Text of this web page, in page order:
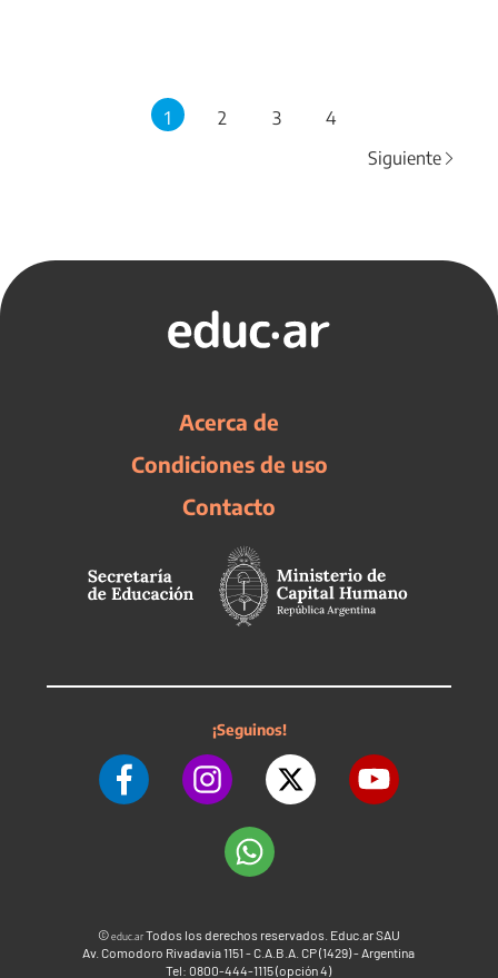
1 2 3
4
Siguiente
Acerca de
Condiciones de uso
Contacto
¡Seguinos!
©educ.arTodos los derechos reservados. Educ.ar SAU
Av. Comodoro Rivadavia 1151 - C.A.B.A. CP (1429) - Argentina
Tel: 0800-444-1115 (opción 4)